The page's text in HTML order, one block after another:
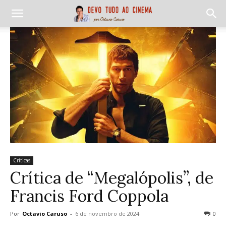
Críticas
Crítica de “Megalópolis”, de
Francis Ford Coppola
Por Octavio Caruso - 6 de novembro de 2024 0